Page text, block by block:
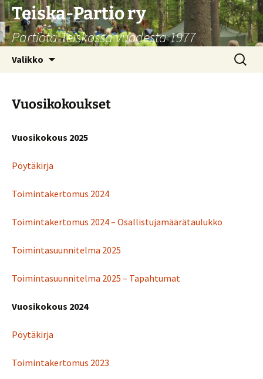
Siirry
sisältöön
Teiska-Partio ry
Partiota Teiskossa vuodesta 1977
Valikko Haku:
Vuosikokoukset
Vuosikokous 2025
Pöytäkirja
Toimintakertomus 2024
Toimintakertomus 2024 – Osallistujamäärätaulukko
Toimintasuunnitelma 2025
Toimintasuunnitelma 2025 – Tapahtumat
Vuosikokous 2024
Pöytäkirja
Toimintakertomus 2023